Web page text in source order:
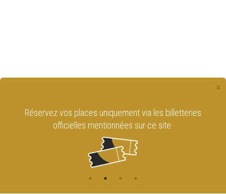
×
Réservez vos places uniquement via les billetteries
officielles mentionnées sur ce site.